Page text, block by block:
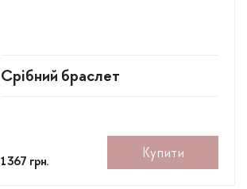
Срібний браслет
1 367 грн.
Купити